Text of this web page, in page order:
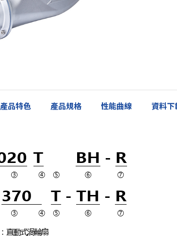
產品特色 產品規格 性能曲線 資料下